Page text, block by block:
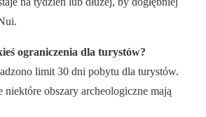
ograniczenia dla turystów?
limit 30 dni pobytu dla turystów.
niektóre obszary archeologiczne mają